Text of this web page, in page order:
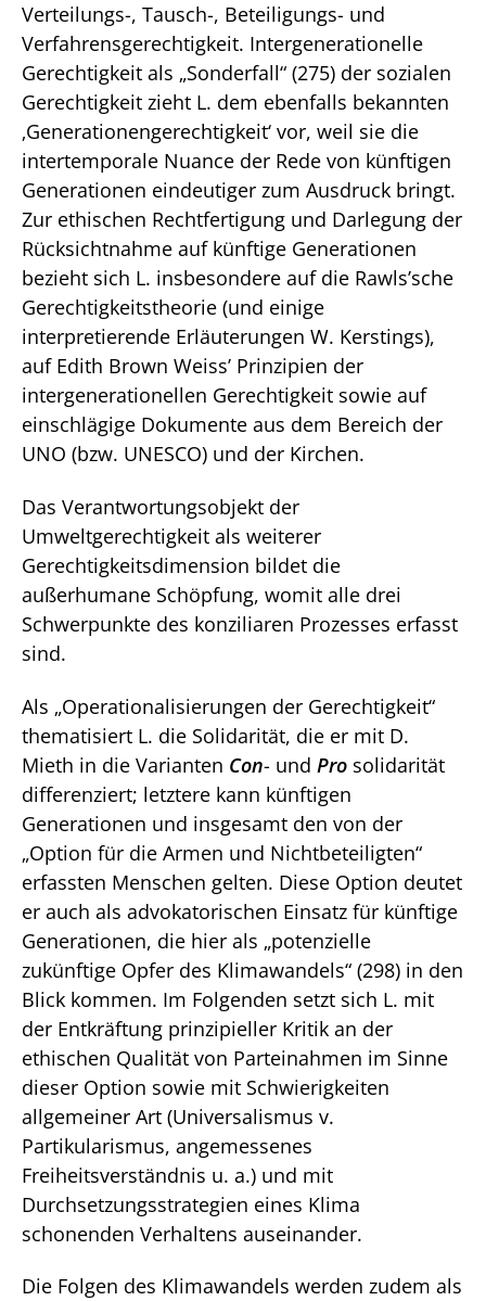
Verteilungs-, Tausch-, Beteiligungs- und
Verfahrensgerechtigkeit. Intergenerationelle
Gerechtigkeit als „Sonderfall“ (275) der sozialen
Gerechtigkeit zieht L. dem ebenfalls bekannten
‚Generationengerechtigkeit‘ vor, weil sie die
intertemporale Nuance der Rede von künftigen
Generationen eindeutiger zum Ausdruck bringt.
Zur ethischen Rechtfertigung und Darlegung der
Rücksichtnahme auf künftige Generationen
bezieht sich L. insbesondere auf die Rawls’sche
Gerechtigkeitstheorie (und einige
interpretierende Erläuterungen W. Kerstings),
auf Edith Brown Weiss’ Prinzipien der
intergenerationellen Gerechtigkeit sowie auf
einschlägige Dokumente aus dem Bereich der
UNO (bzw. UNESCO) und der Kirchen.
Das Verantwortungsobjekt der
Umweltgerechtigkeit als weiterer
Gerechtigkeitsdimension bildet die
außerhumane Schöpfung, womit alle drei
Schwerpunkte des konziliaren Prozesses erfasst
sind.
Als „Operationalisierungen der Gerechtigkeit“
thematisiert L. die Solidarität, die er mit D.
Mieth in die Varianten Con- und Pro solidarität
differenziert; letztere kann künftigen
Generationen und insgesamt den von der
„Option für die Armen und Nichtbeteiligten“
erfassten Menschen gelten. Diese Option deutet
er auch als advokatorischen Einsatz für künftige
Generationen, die hier als „potenzielle
zukünftige Opfer des Klimawandels“ (298) in den
Blick kommen. Im Folgenden setzt sich L. mit
der Entkräftung prinzipieller Kritik an der
ethischen Qualität von Parteinahmen im Sinne
dieser Option sowie mit Schwierigkeiten
allgemeiner Art (Universalismus v.
Partikularismus, angemessenes
Freiheitsverständnis u. a.) und mit
Durchsetzungsstrategien eines Klima
schonenden Verhaltens auseinander.
Die Folgen des Klimawandels werden zudem als